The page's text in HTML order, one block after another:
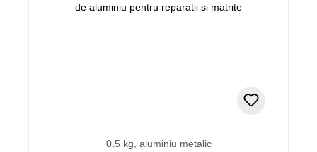
0,5 kg, aluminiu metalic